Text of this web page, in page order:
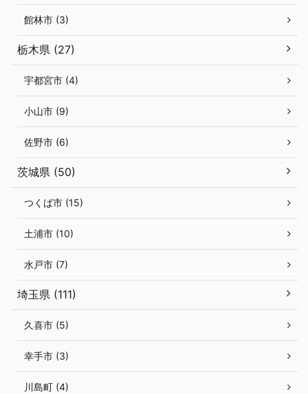
館林市 (3)
栃木県 (27)
宇都宮市 (4)
小山市 (9)
佐野市 (6)
茨城県 (50)
つくば市 (15)
土浦市 (10)
水戸市 (7)
埼玉県 (111)
久喜市 (5)
幸手市 (3)
川島町 (4)